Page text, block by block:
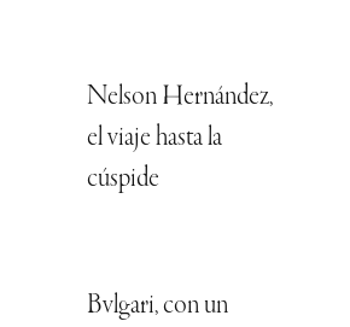
Nelson Hernández,
el viaje hasta la
cúspide
Bvlgari, con un